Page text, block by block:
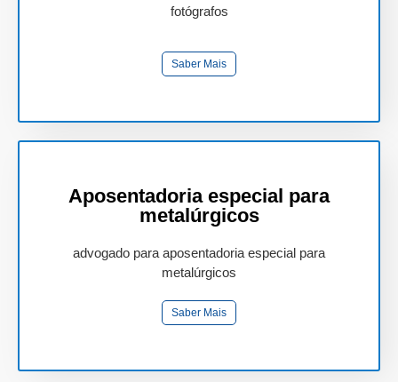
fotógrafos
Saber Mais
Aposentadoria especial para
metalúrgicos
advogado para aposentadoria especial para
metalúrgicos
Saber Mais